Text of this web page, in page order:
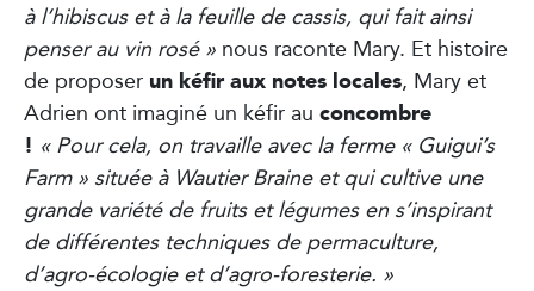
à l’hibiscus et à la feuille de cassis, qui fait ainsi
penser au vin rosé » nous raconte Mary. Et histoire
de proposer un kéfir aux notes locales, Mary et
Adrien ont imaginé un kéfir au concombre
! « Pour cela, on travaille avec la ferme « Guigui’s
Farm » située à Wautier Braine et qui cultive une
grande variété de fruits et légumes en s’inspirant
de différentes techniques de permaculture,
d’agro-écologie et d’agro-foresterie. »